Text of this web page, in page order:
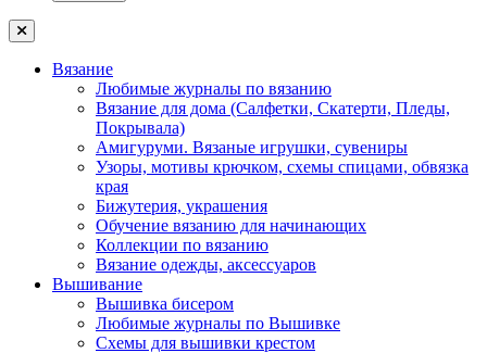
Вязание
Любимые журналы по вязанию
Вязание для дома (Салфетки, Скатерти, Пледы,
Покрывала)
Амигуруми. Вязаные игрушки, сувениры
Узоры, мотивы крючком, схемы спицами, обвязка
края
Бижутерия, украшения
Обучение вязанию для начинающих
Коллекции по вязанию
Вязание одежды, аксессуаров
Вышивание
Вышивка бисером
Любимые журналы по Вышивке
Схемы для вышивки крестом